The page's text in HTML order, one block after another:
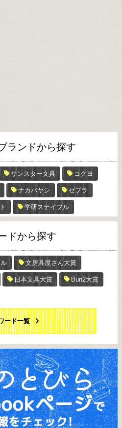
ランドから探す
サンスター文具 コクヨ
ナカバヤシ ゼブラ
学研ステイフル
ドから探す
文房具屋さん大賞
日本文具大賞 Bun2大賞
ード一覧